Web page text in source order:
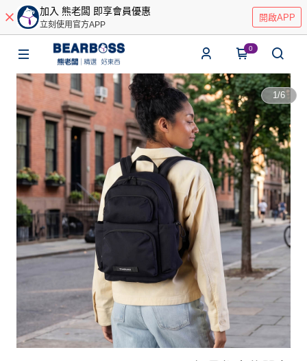
加入 熊老闆 即享會員優惠
立刻使用官方APP
開啟APP
0
1/6